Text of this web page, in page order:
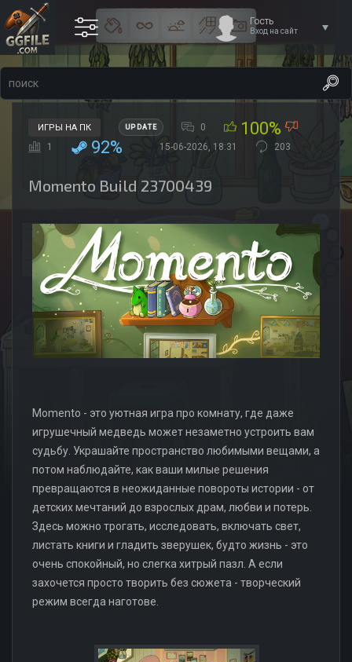
Гость
Вход на сайт
ИГРЫ НА ПК UPDATE 0 100%
1 92% 15-06-2026, 18:31 203
Momento Build 23700439
Momento - это уютная игра про комнату, где даже
игрушечный медведь может незаметно устроить вам
судьбу. Украшайте пространство любимыми вещами, а
потом наблюдайте, как ваши милые решения
превращаются в неожиданные повороты истории - от
детских мечтаний до взрослых драм, любви и потерь.
Здесь можно трогать, исследовать, включать свет,
листать книги и гладить зверушек, будто жизнь - это
очень спокойный, но слегка хитрый пазл. А если
захочется просто творить без сюжета - творческий
режим всегда наготове.